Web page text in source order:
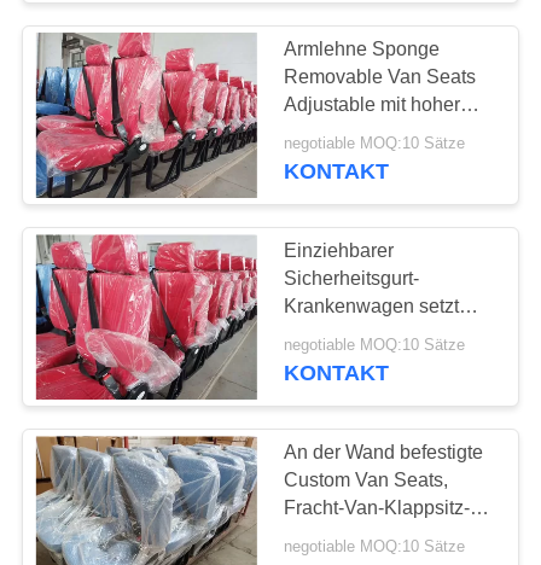
Faltender Bus Seat
37
Schulbus-Sitze
Armlehne Sponge
Removable Van Seats
Adjustable mit hoher
Dichte mit Kopfstütze
negotiable MOQ:10 Sätze
KONTAKT
Einziehbarer
Sicherheitsgurt-
Krankenwagen setzt
425*430*1020mm lange
Haltbarkeit
negotiable MOQ:10 Sätze
KONTAKT
An der Wand befestigte
Custom Van Seats,
Fracht-Van-Klappsitz-
einfaches Stützen
negotiable MOQ:10 Sätze